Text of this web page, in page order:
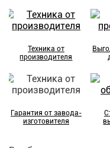
Техника от
производителя
Гарантия от завода-
изготовителя